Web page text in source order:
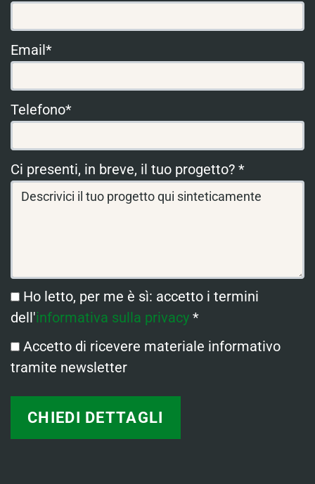
Email*
Telefono*
Ci presenti, in breve, il tuo progetto? *
Ho letto, per me è sì: accetto i termini
dell'informativa sulla privacy *
Accetto di ricevere materiale informativo
tramite newsletter